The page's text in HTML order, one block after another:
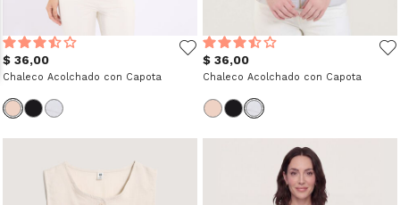
$ 36,00
Chaleco Acolchado con Capota
$ 36,00
Chaleco Acolchado con Capota